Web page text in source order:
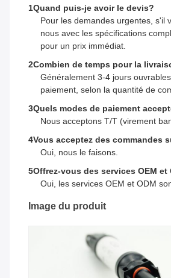
1Quand puis-je avoir le devis?
Pour les demandes urgentes, s'il
nous avec les spécifications
pour un prix immédiat.
2Combien de temps pour la
Généralement 3-4 jours
paiement, selon la quantité de
3Quels modes de paiement
Nous acceptons T/T (virement
4Vous acceptez des commandes
Oui, nous le faisons.
5Offrez-vous des services OEM et
Oui, les services OEM et ODM
Image du produit